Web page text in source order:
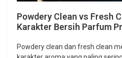
Powdery Clean vs Fresh
Karakter Bersih Parfum
Powdery clean dan fresh clean